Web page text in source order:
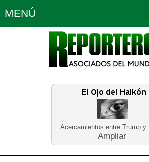
Acercamientos entre Trump y
Ampliar
MENÚ
Política Opinión
Planeta Tierra
Educación Neira